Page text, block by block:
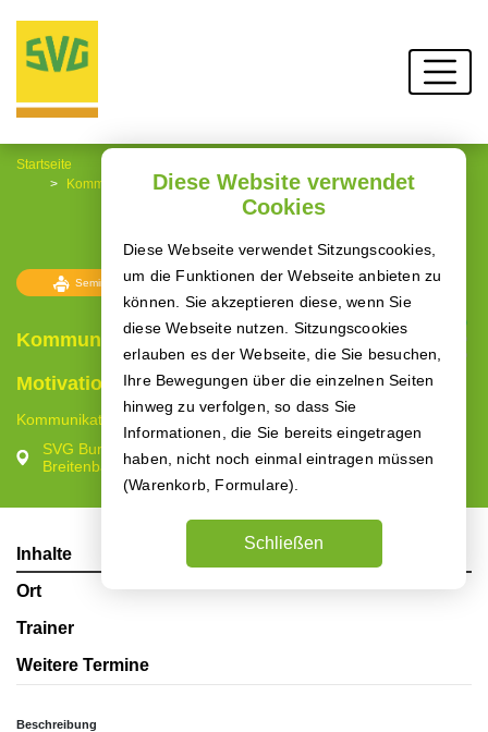
Diese Website verwendet
Cookies
Diese Webseite verwendet Sitzungscookies,
um die Funktionen der Webseite anbieten zu
können. Sie akzeptieren diese, wenn Sie
diese Webseite nutzen. Sitzungscookies
erlauben es der Webseite, die Sie besuchen,
Ihre Bewegungen über die einzelnen Seiten
hinweg zu verfolgen, so dass Sie
Informationen, die Sie bereits eingetragen
haben, nicht noch einmal eintragen müssen
(Warenkorb, Formulare).
Schließen
Startseite
Kommunikation & Führung – Teil II: Konflikte, Motivation & Stress
souverän meistern
Seminare
Kommunikation & Führung – Teil II: Konflikte,
Motivation & Stress souverän meistern
Kommunikation & Führung
SVG Bundes-Zentralgenossenschaft Straßenverkehr eG,
Breitenbachstraße 1, 60487 Frankfurt am Main
Inhalte
Ort
Trainer
Weitere Termine
Beschreibung